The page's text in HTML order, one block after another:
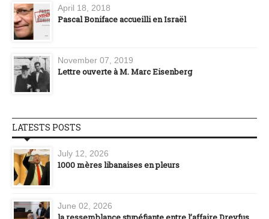
April 18, 2018
Pascal Boniface accueilli en Israël
November 07, 2019
Lettre ouverte à M. Marc Eisenberg
LATESTS POSTS
July 12, 2026
1000 mères libanaises en pleurs
June 02, 2026